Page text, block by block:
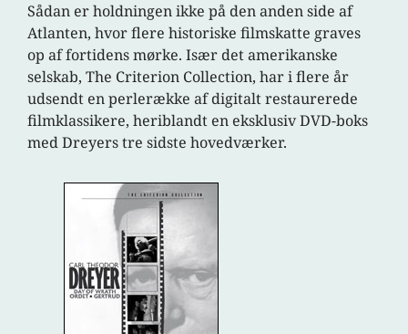
Sådan er holdningen ikke på den anden side af
Atlanten, hvor flere historiske filmskatte graves
op af fortidens mørke. Især det amerikanske
selskab, The Criterion Collection, har i flere år
udsendt en perlerække af digitalt restaurerede
filmklassikere, heriblandt en eksklusiv DVD-boks
med Dreyers tre sidste hovedværker.